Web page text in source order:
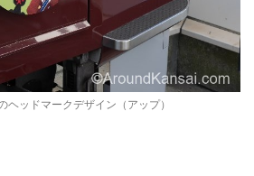
ヘッドマークデザイン（アップ）